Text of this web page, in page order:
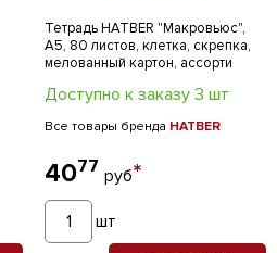
Тетрадь HATBER "Макровьюс",
А5, 80 листов, клетка, скрепка,
мелованный картон, ассорти
Доступно к заказу 3 шт
Все товары бренда HATBER
4077 руб*
шт